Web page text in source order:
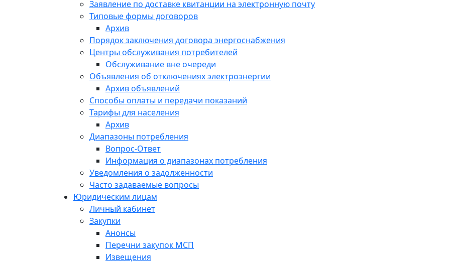
Заявление по доставке квитанции на электронную почту
Типовые формы договоров
Архив
Порядок заключения договора энергоснабжения
Центры обслуживания потребителей
Обслуживание вне очереди
Объявления об отключениях электроэнергии
Архив объявлений
Способы оплаты и передачи показаний
Тарифы для населения
Архив
Диапазоны потребления
Вопрос-Ответ
Информация о диапазонах потребления
Уведомления о задолженности
Часто задаваемые вопросы
Юридическим лицам
Личный кабинет
Закупки
Анонсы
Перечни закупок МСП
Извещения